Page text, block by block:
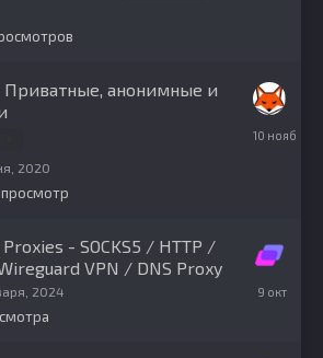
Приватные, анонимные и
2020
просмотр
ноября,
- SOCKS5 / HTTP /
VPN / DNS Proxy
2024
октября,